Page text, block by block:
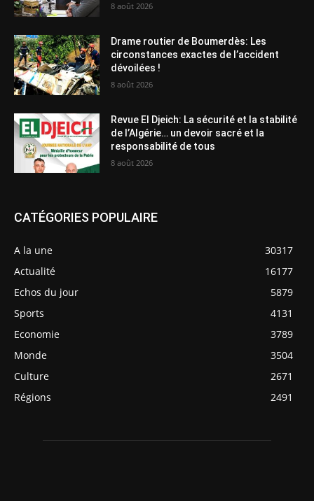
8 août 2026
Drame routier de Boumerdès: Les
circonstances exactes de l’accident
dévoilées !
8 août 2026
Revue El Djeich: La sécurité et la stabilité
de l’Algérie… un devoir sacré et la
responsabilité de tous
8 août 2026
CATÉGORIES POPULAIRE
A la une
30317
Actualité
16177
Echos du jour
5879
Sports
4131
Economie
3789
Monde
3504
Culture
2671
Régions
2491